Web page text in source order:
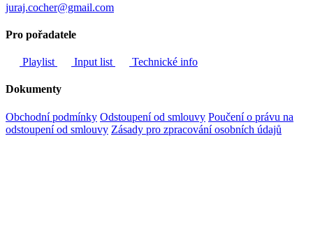
juraj.cocher@gmail.com
Pro pořadatele
Playlist Input list Technické info
Dokumenty
Obchodní podmínky Odstoupení od smlouvy Poučení o právu na
odstoupení od smlouvy Zásady pro zpracování osobních údajů